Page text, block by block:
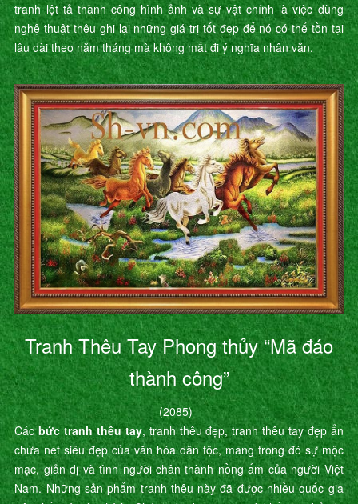
tranh lột tả thành công hình ảnh và sự vật chính là việc dùng
nghệ thuật thêu ghi lại những giá trị tốt đẹp để nó có thể tồn tại
lâu dài theo năm tháng mà không mất đi ý nghĩa nhân văn.
Tranh Thêu Tay Phong thủy “Mã đáo
thành công”
(2085)
Cácbức tranh thêu tay, tranh thêu đẹp, tranh thêu tay đẹp ẩn
chứa nét siêu đẹp của văn hóa dân tộc, mang trong đó sự mộc
mạc, giản dị và tình người chân thành nồng ấm của người Việt
Nam. Những sản phẩm tranh thêu này đã được nhiều quốc gia